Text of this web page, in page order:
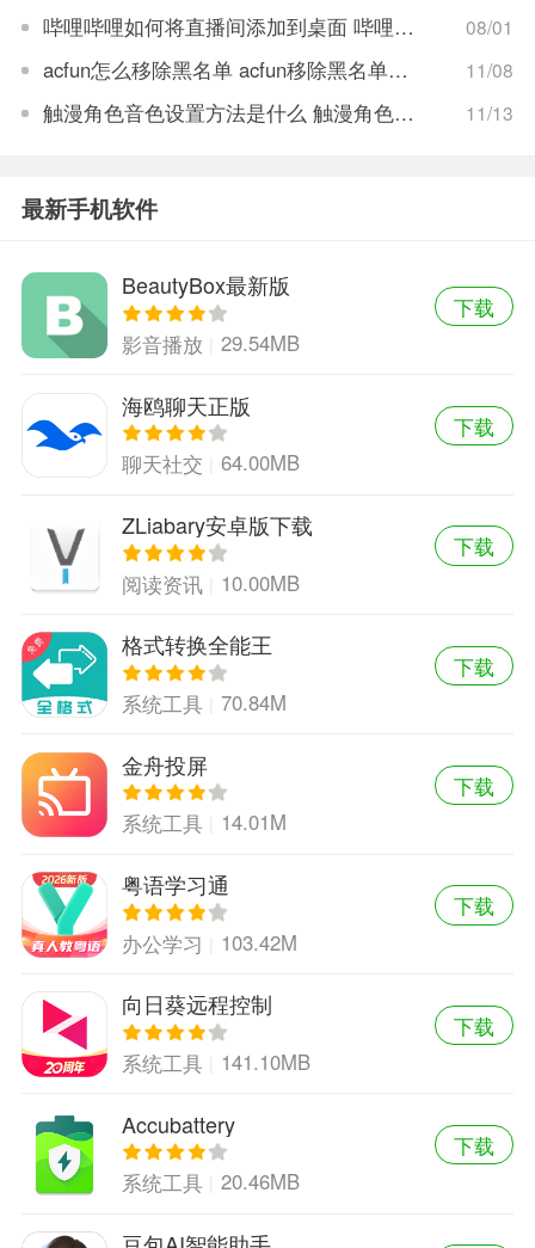
哔哩哔哩如何将直播间添加到桌面 哔哩哔哩直播间添加到桌面的步骤 08/01
acfun怎么移除黑名单 acfun移除黑名单步骤 11/08
触漫角色音色设置方法是什么 触漫角色音色设置教程 11/13
最新手机软件
BeautyBox最新版
影音播放 29.54MB
下载
海鸥聊天正版
聊天社交 64.00MB
下载
ZLiabary安卓版下载
阅读资讯 10.00MB
下载
格式转换全能王
系统工具 70.84M
下载
金舟投屏
系统工具 14.01M
下载
粤语学习通
办公学习 103.42M
下载
向日葵远程控制
系统工具 141.10MB
下载
Accubattery
系统工具 20.46MB
下载